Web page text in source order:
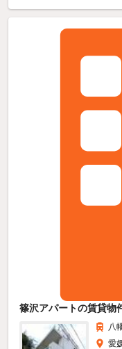
篠沢アパートの賃貸物
八
愛